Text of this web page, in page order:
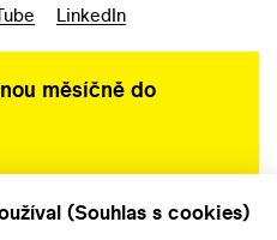
LinkedIn
měsíčně do
(Souhlas s cookies)